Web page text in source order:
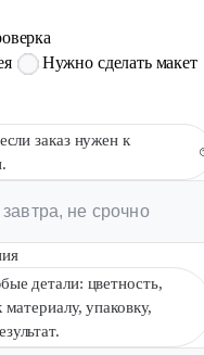
Нужно сделать макет
заказ нужен к
детали: цветность,
упаковку,